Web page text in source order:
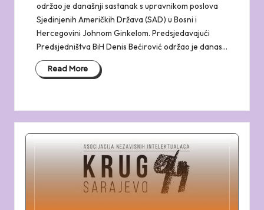
održao je današnji sastanak s upravnikom poslova
Sjedinjenih Američkih Država (SAD) u Bosni i
Hercegovini Johnom Ginkelom. Predsjedavajući
Predsjedništva BiH Denis Bećirović održao je danas…
Read More